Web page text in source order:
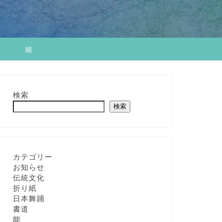
能
検索
検索
カテゴリー
お知らせ
伝統文化
折り紙
日本舞踊
書道
能